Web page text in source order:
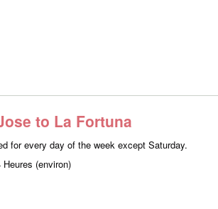
to La Fortuna
for every day of the week except Saturday.
Heures (environ)